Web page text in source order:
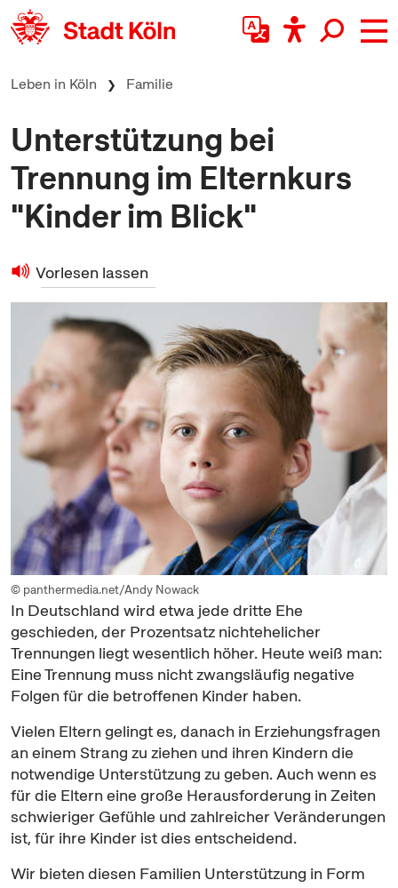
zum Inhalt springen
Leben in Köln Familie
Unterstützung bei
Trennung im Elternkurs
"Kinder im Blick"
Vorlesen lassen
© panthermedia.net/Andy Nowack
In Deutschland wird etwa jede dritte Ehe
geschieden, der Prozentsatz nichtehelicher
Trennungen liegt wesentlich höher. Heute weiß man:
Eine Trennung muss nicht zwangsläufig negative
Folgen für die betroffenen Kinder haben.
Vielen Eltern gelingt es, danach in Erziehungsfragen
an einem Strang zu ziehen und ihren Kindern die
notwendige Unterstützung zu geben. Auch wenn es
für die Eltern eine große Herausforderung in Zeiten
schwieriger Gefühle und zahlreicher Veränderungen
ist, für ihre Kinder ist dies entscheidend.
Wir bieten diesen Familien Unterstützung in Form